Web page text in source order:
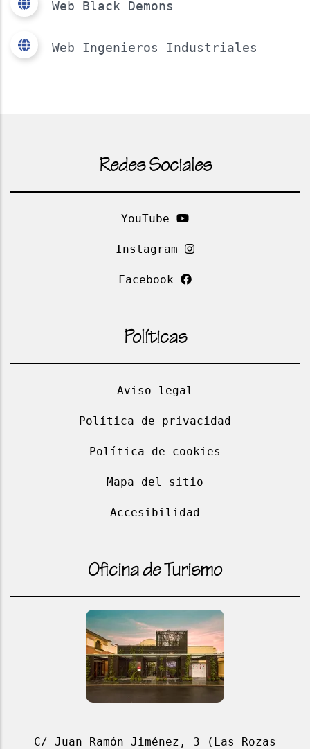
Web Black Demons
Web Ingenieros Industriales
Redes Sociales
YouTube
Instagram
Facebook
Políticas
Aviso legal
Política de privacidad
Política de cookies
Mapa del sitio
Accesibilidad
Oficina de Turismo
C/ Juan Ramón Jiménez, 3 (Las Rozas